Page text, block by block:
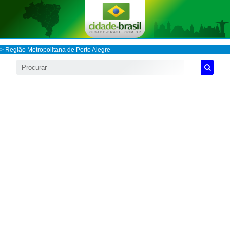
> Região Metropolitana de Porto Alegre